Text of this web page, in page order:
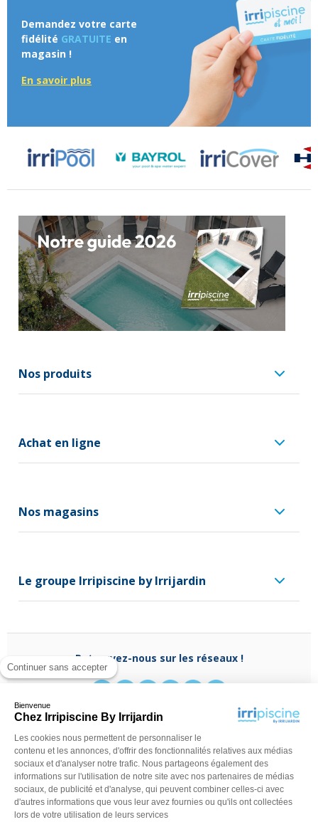
Continuer sans accepter
Bienvenue
Chez Irripiscine By Irrijardin
Les cookies nous permettent de personnaliser le
contenu et les annonces, d'offrir des fonctionnalités relatives aux médias
sociaux et d'analyser notre trafic. Nous partageons également des
informations sur l'utilisation de notre site avec nos partenaires de médias
sociaux, de publicité et d'analyse, qui peuvent combiner celles-ci avec
d'autres informations que vous leur avez fournies ou qu'ils ont collectées
lors de votre utilisation de leurs services
Demandez votre carte
fidélité GRATUITE en
magasin !
En savoir plus
Nos produits
Achat en ligne
Nos magasins
Le groupe Irripiscine by Irrijardin
Retrouvez-nous sur les réseaux !
Besoin d'aide ?
0970 818 918
(appel non surtaxé)
Du lundi au vendredi de9 h - 13 hà14 h - 18 h ou
contactez-nous vianotre formulaire